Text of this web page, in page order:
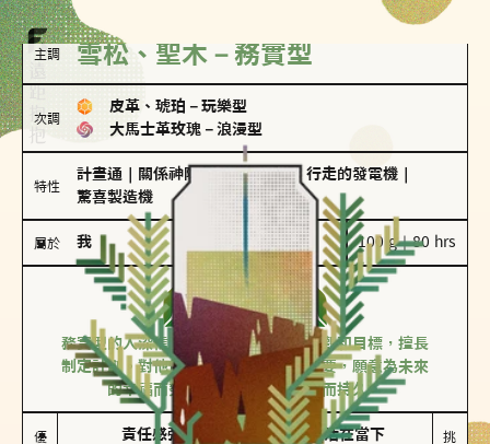
主調 雪松、聖木－務實型
次調
皮革、琥珀 － 玩樂型
大馬士革玫瑰 － 浪漫型
特性
計畫通 關係神隊友 滿懂撩的｜ 行走的發電機
驚喜製造機
屬於 我 100 g｜80 hrs
務實型
雪松、聖木
務實型的人深信愛情立基於共同的價值觀和目標，擅長
制定計劃。對他們來說，感情穩定最重要，願意為未來
的幸福而努力，讓愛情變得踏實而持久。
優
責任感強
較難活在當下
挑